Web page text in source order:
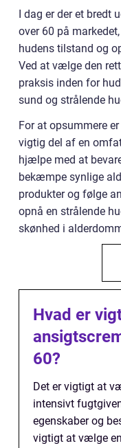
I dag er der et
over 60 på
hudens tilstand og
Ved at vælge den
praksis inden for
sund og strålende
For at opsummere
vigtig del af en
hjælpe med at
bekæmpe synlige
produkter og følge
opnå en strålende
skønhed i
Hvad er
60?
Det er vigtigt at
intensivt
egenskaber og
vigtigt at vælge